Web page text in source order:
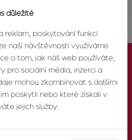
důležité
reklam, poskytování funkcí
naší návštěvnosti využíváme
o tom, jak náš web používáte,
pro sociální média, inzerci a
mohou zkombinovat s dalšími
poskytli nebo které získali v
jejich služby.